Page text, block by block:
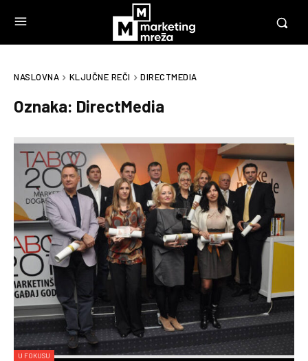
NASLOVNA KLJUČNE REČI DIRECTMEDIA
Oznaka: DirectMedia
U FOKUSU